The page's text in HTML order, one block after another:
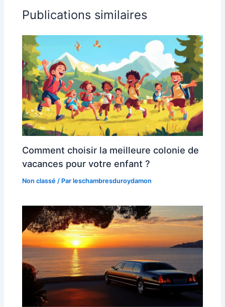
Publications similaires
Comment choisir la meilleure colonie de
vacances pour votre enfant ?
Non classé / Parleschambresduroydamon